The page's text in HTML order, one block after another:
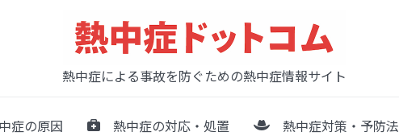
熱中症による事故を防ぐための熱中症情報サイト
症の原因 熱中症の対応・処置 熱中症対策・予防法